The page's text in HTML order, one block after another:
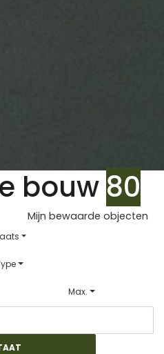
bouw 80
Mijn bewaarde objecten
Max.